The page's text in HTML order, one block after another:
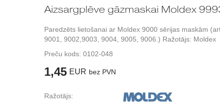
Aizsargplēve gāzmaskai Moldex
Paredzēts lietošanai ar Moldex 9000 sērijas maskām
9001, 9002,9003, 9004, 9005, 9006.) Ražotājs: Moldex
Preču kods: 0102-048
1,45 EUR bez PVN
Ražotājs: